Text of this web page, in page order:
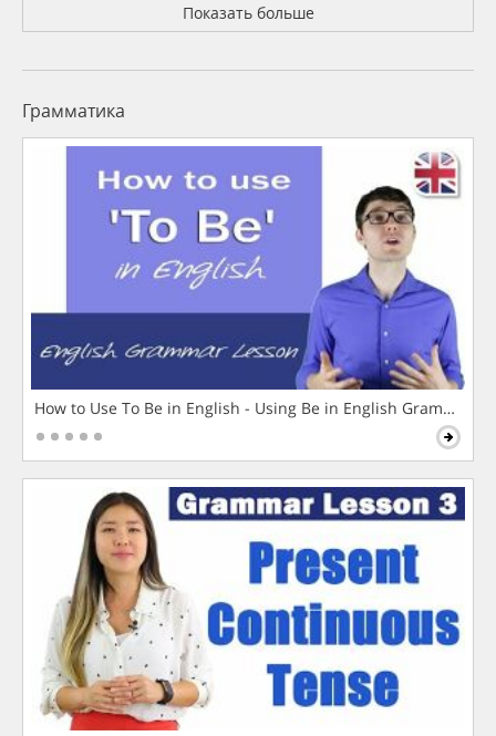
Показать больше
Грамматика
How to Use To Be in English - Using Be in English Grammar